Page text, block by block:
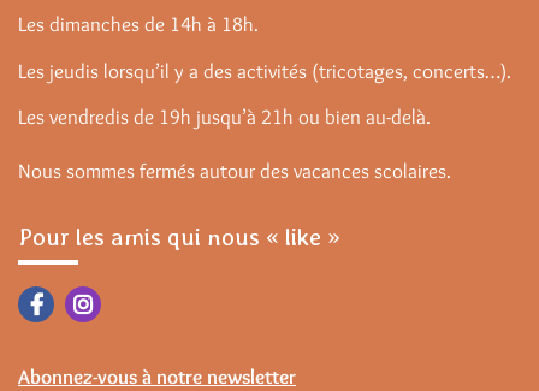
Les dimanches de 14h à 18h.
Les jeudis lorsqu’il y a des activités (tricotages, concerts…).
Les vendredis de 19h jusqu’à 21h ou bien au-delà.
Nous sommes fermés autour des vacances scolaires.
Pour les amis qui nous « like »
Abonnez-vous à notre newsletter